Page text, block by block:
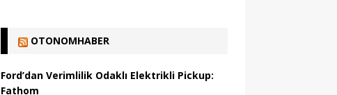
OTONOMHABER
Ford’dan Verimlilik Odaklı Elektrikli Pickup:
Fathom